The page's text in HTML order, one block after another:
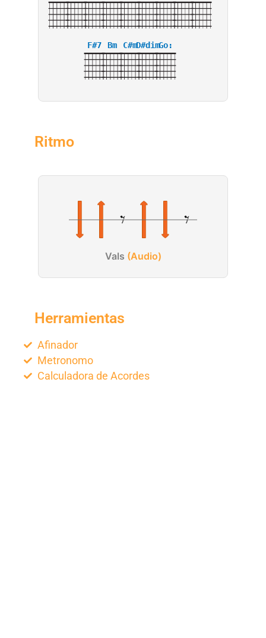
F#7 Bm C#mD#dimGo:
Ritmo
Vals (Audio)
Herramientas
Afinador
Metronomo
Calculadora de Acordes